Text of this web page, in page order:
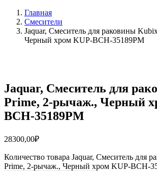
Главная
Смесители
Jaquar, Смеситель для раковины
Черный хром KUP-BCH-35189PM
Jaquar, Смеситель для
Prime, 2-рычаж., Черный
BCH-35189PM
28300,00₽
Количество товара Jaquar, Смеситель для
Prime, 2-рычаж., Черный хром KUP-BCH-